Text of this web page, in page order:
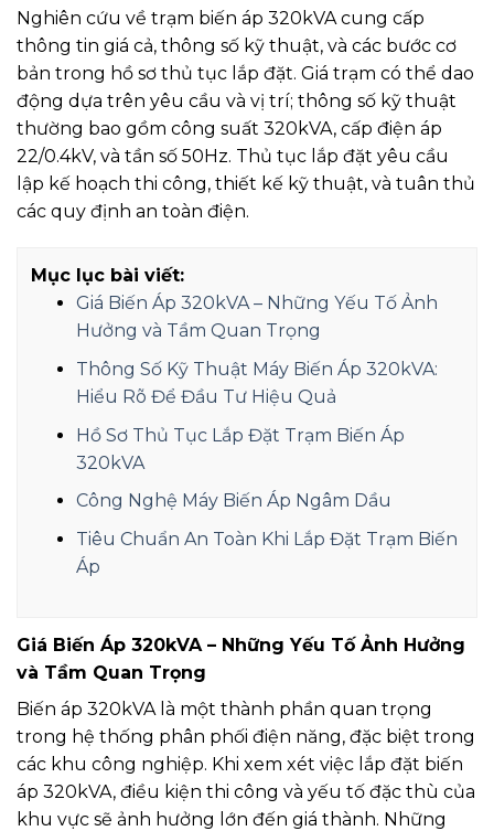
Nghiên cứu về trạm biến áp 320kVA cung cấp
thông tin giá cả, thông số kỹ thuật, và các bước cơ
bản trong hồ sơ thủ tục lắp đặt. Giá trạm có thể dao
động dựa trên yêu cầu và vị trí; thông số kỹ thuật
thường bao gồm công suất 320kVA, cấp điện áp
22/0.4kV, và tần số 50Hz. Thủ tục lắp đặt yêu cầu
lập kế hoạch thi công, thiết kế kỹ thuật, và tuân thủ
các quy định an toàn điện.
Mục lục bài viết:
Giá Biến Áp 320kVA – Những Yếu Tố Ảnh
Hưởng và Tầm Quan Trọng
Thông Số Kỹ Thuật Máy Biến Áp 320kVA:
Hiểu Rõ Để Đầu Tư Hiệu Quả
Hồ Sơ Thủ Tục Lắp Đặt Trạm Biến Áp
320kVA
Công Nghệ Máy Biến Áp Ngâm Dầu
Tiêu Chuẩn An Toàn Khi Lắp Đặt Trạm Biến
Áp
Giá Biến Áp 320kVA – Những Yếu Tố Ảnh Hưởng
và Tầm Quan Trọng
Biến áp 320kVA là một thành phần quan trọng
trong hệ thống phân phối điện năng, đặc biệt trong
các khu công nghiệp. Khi xem xét việc lắp đặt biến
áp 320kVA, điều kiện thi công và yếu tố đặc thù của
khu vực sẽ ảnh hưởng lớn đến giá thành. Những